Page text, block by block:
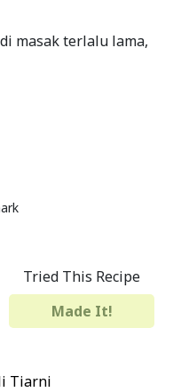
masak terlalu lama,
Tried This Recipe
Made It!
Tiarni